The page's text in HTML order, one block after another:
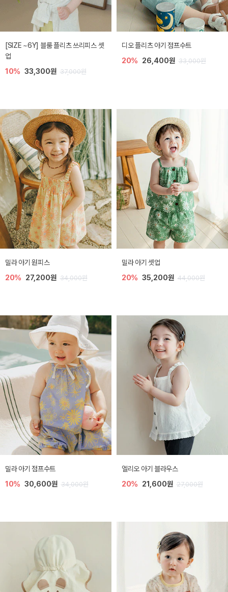
[SIZE ~6Y] 블룸 플리츠 쓰리피스 셋
업
10% 33,300원 37,000원
디오 플리츠 아기 점프수트
20% 26,400원 33,000원
밀라 아기 원피스
20% 27,200원 34,000원
밀라 아기 셋업
20% 35,200원 44,000원
밀라 아기 점프수트
10% 30,600원 34,000원
엘리오 아기 블라우스
20% 21,600원 27,000원